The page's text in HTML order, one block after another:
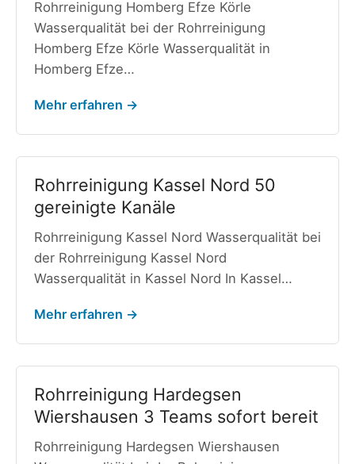
Rohrreinigung Homberg Efze Körle
Wasserqualität bei der Rohrreinigung
Homberg Efze Körle Wasserqualität in
Homberg Efze…
Mehr erfahren →
Rohrreinigung Kassel Nord 50
gereinigte Kanäle
Rohrreinigung Kassel Nord Wasserqualität bei
der Rohrreinigung Kassel Nord
Wasserqualität in Kassel Nord In Kassel…
Mehr erfahren →
Rohrreinigung Hardegsen
Wiershausen 3 Teams sofort bereit
Rohrreinigung Hardegsen Wiershausen